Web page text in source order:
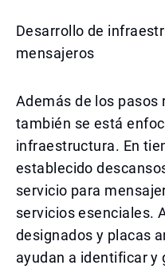
Desarrollo de
mensajeros
Además de los pasos
también se está
infraestructura. En
establecido
servicio para
servicios esenciales.
designados y placas
ayudan a identificar y